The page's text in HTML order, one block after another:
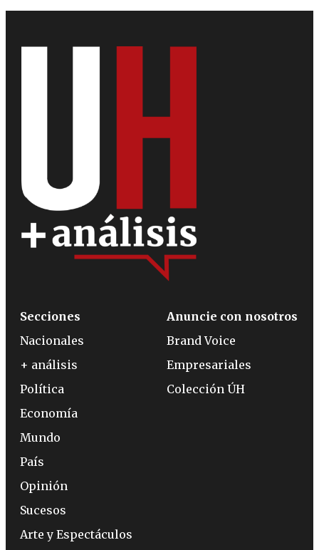
Secciones
Nacionales
+ análisis
Política
Economía
Mundo
País
Opinión
Sucesos
Arte y Espectáculos
Anuncie con nosotros
Brand Voice
Empresariales
Colección ÚH